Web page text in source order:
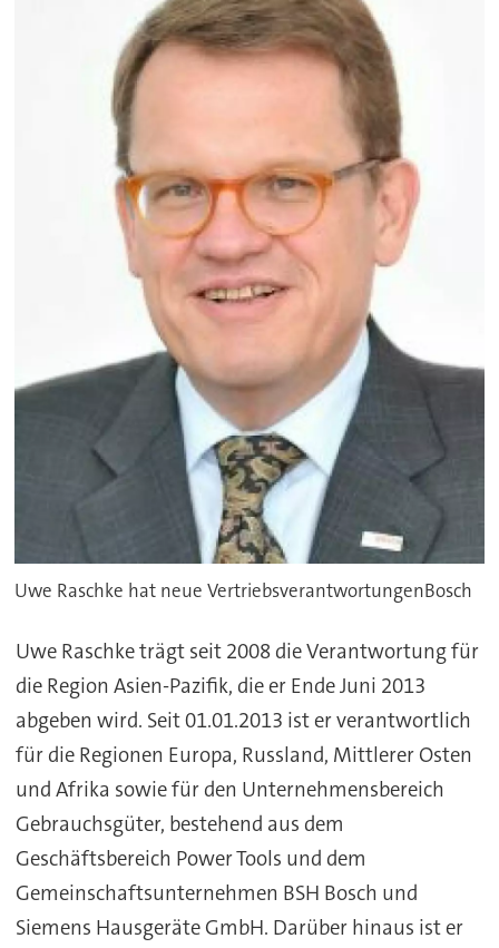
Uwe Raschke hat neue VertriebsverantwortungenBosch
Uwe Raschketrägt seit 2008 die Verantwortung für
die Region Asien-Pazifik, die er Ende Juni 2013
abgeben wird. Seit 01.01.2013 ist er verantwortlich
für die Regionen Europa, Russland, Mittlerer Osten
und Afrika sowie für den Unternehmensbereich
Gebrauchsgüter, bestehend aus dem
Geschäftsbereich Power Tools und dem
Gemeinschaftsunternehmen BSH Bosch und
Siemens Hausgeräte GmbH. Darüber hinaus ist er